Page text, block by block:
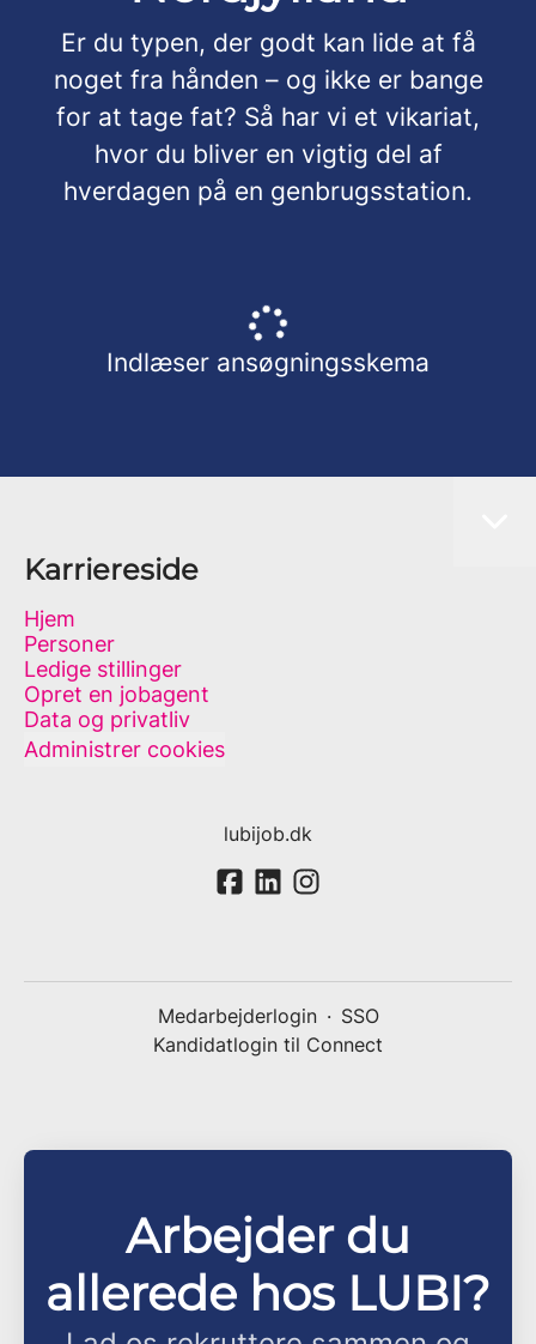
Er du typen, der godt kan lide at få
noget fra hånden – og ikke er bange
for at tage fat? Så har vi et vikariat,
hvor du bliver en vigtig del af
hverdagen på en genbrugsstation.
Indlæser ansøgningsskema
Karriereside
Hjem
Personer
Ledige stillinger
Opret en jobagent
Data og privatliv
Administrer cookies
lubijob.dk
Medarbejderlogin · SSO
Kandidatlogin til Connect
Arbejder du
allerede hos LUBI?